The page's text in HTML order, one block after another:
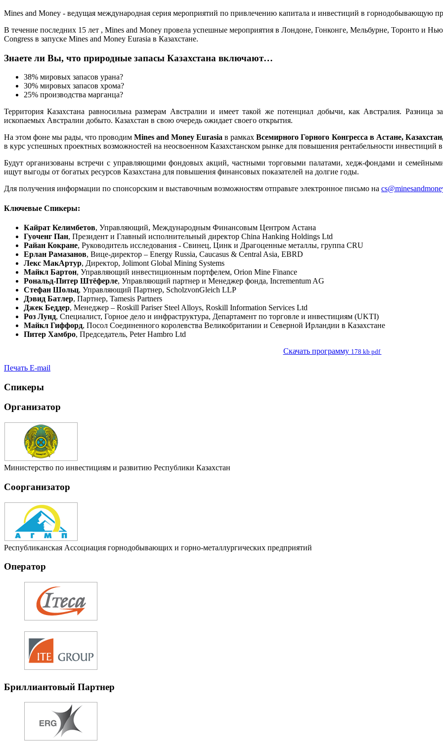
Mines and Money - ведущая международная серия мероприятий по привлечению капитала и инвестиций в горнодобывающую
В течение последних 15 лет , Mines and Money провела успешные мероприятия в Лондоне, Гонконге, Мельбурне, Торонто и
Congress в запуске Mines and Money Eurasia в Казахстане.
Знаете ли Вы, что природные запасы Казахстана включают…
38% мировых запасов урана?
30% мировых запасов хрома?
25% производства марганца?
Территория Казахстана равносильна размерам Австралии и имеет такой же потенциал добычи, как Австралия. Разница
ископаемых Австралии добыто. Казахстан в свою очередь ожидает своего открытия.
На этом фоне мы рады, что проводимMines and Money Eurasia в рамкахВсемирного Горного Конгресса в Астане,
в курс успешных проектных возможностей на неосвоенном Казахстанском рынке для повышения рентабельности инвестиций
Будут организованы встречи с управляющими фондовых акций, частными торговыми палатами, хедж-фондами и
ищут выгоды от богатых ресурсов Казахстана для повышения финансовых показателей на долгие годы.
Для получения информации по спонсорским и выставочным возможностям отправьте электронное письмо на cs
Ключевые Спикеры:
Кайрат Келимбетов, Управляющий, Международным Финансовым Центром Астана
Гуоченг Пан, Президент и Главный исполнительный директор China Hanking Holdings Ltd
Райан Кокране, Руководитель исследования - Свинец, Цинк и Драгоценные металлы, группа CRU
Ерлан Рамазанов, Вице-директор – Energy Russia, Caucasus & Central Asia, EBRD
Лекс МакАртур, Директор, Jolimont Global Mining Systems
Майкл Бартон, Управляющий инвестиционным портфелем, Orion Mine Finance
Рональд-Питер Штёферле, Управляющий партнер и Менеджер фонда, Incrementum AG
Стефан Шольц, Управляющий Партнер, ScholzvonGleich LLP
Дэвид Батлер, Партнер, Tamesis Partners
Джек Беддер, Менеджер – Roskill Pariser Steel Alloys, Roskill Information Services Ltd
Роз Лунд, Специалист, Горное дело и инфраструктура, Департамент по торговле и инвестициям (UKTI)
Майкл Гиффорд, Посол Соединенного королевства Великобритании и Северной Ирландии в Казахстане
Питер Хамбро, Председатель, Peter Hambro Ltd
Скачать программу 178 kb pdf
Печать E-mail
Спикеры
Организатор
Министерство по инвестициям и развитию Республики Казахстан
Соорганизатор
Республиканская Ассоциация горнодобывающих и горно-металлургических предприятий
Оператор
Бриллиантовый Партнер